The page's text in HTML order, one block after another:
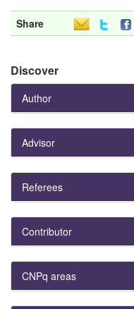
Share
Discover
Author
Advisor
Referees
Contributor
CNPq areas